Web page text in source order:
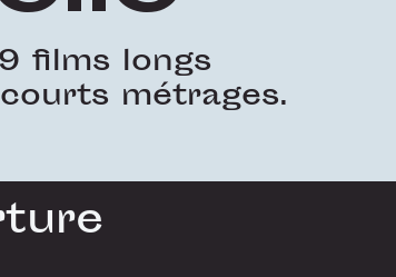
films longs
métrages.